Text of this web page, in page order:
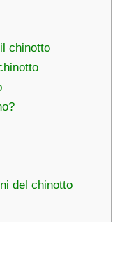
chinotto
del chinotto